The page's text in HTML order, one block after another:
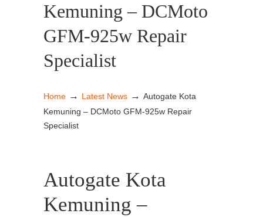
Kemuning – DCMoto
GFM-925w Repair
Specialist
Home → Latest News → Autogate Kota
Kemuning – DCMoto GFM-925w Repair
Specialist
Autogate Kota
Kemuning –